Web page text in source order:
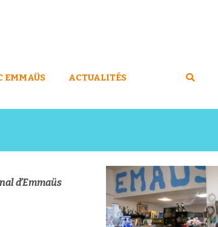
EMMAÜS ACTUALITÉS
d’Emmaüs